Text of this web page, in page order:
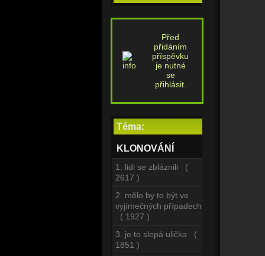
Před
přidáním
příspěvku
je nutné
se
přihlásit.
Téma:
KLONOVÁNÍ
1. lidi se zbláznili (
2617 )
2. mělo by to být ve
vyjímečných případech
( 1927 )
3. je to slepá ulička (
1851 )